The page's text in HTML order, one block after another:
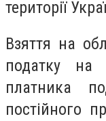
території
Взяття на
податку на
платника
постійного